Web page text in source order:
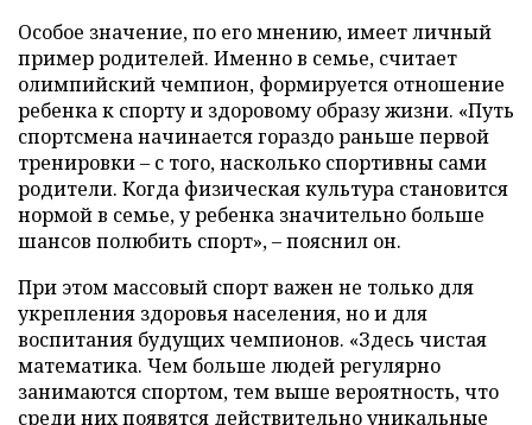
Особое значение, по его мнению, имеет личный
пример родителей. Именно в семье, считает
олимпийский чемпион, формируется отношение
ребенка к спорту и здоровому образу жизни. «Путь
спортсмена начинается гораздо раньше первой
тренировки – с того, насколько спортивны сами
родители. Когда физическая культура становится
нормой в семье, у ребенка значительно больше
шансов полюбить спорт», – пояснил он.
При этом массовый спорт важен не только для
укрепления здоровья населения, но и для
воспитания будущих чемпионов. «Здесь чистая
математика. Чем больше людей регулярно
занимаются спортом, тем выше вероятность, что
среди них появятся действительно уникальные